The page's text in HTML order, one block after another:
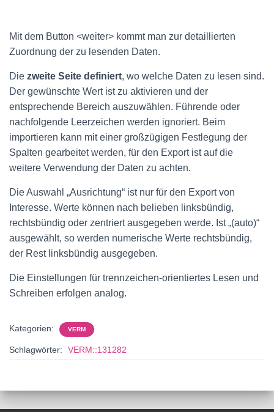
Mit dem Button <weiter> kommt man zur detaillierten
Zuordnung der zu lesenden Daten.
Die zweite Seite definiert, wo welche Daten zu lesen sind.
Der gewünschte Wert ist zu aktivieren und der
entsprechende Bereich auszuwählen. Führende oder
nachfolgende Leerzeichen werden ignoriert. Beim
importieren kann mit einer großzügigen Festlegung der
Spalten gearbeitet werden, für den Export ist auf die
weitere Verwendung der Daten zu achten.
Die Auswahl „Ausrichtung“ ist nur für den Export von
Interesse. Werte können nach belieben linksbündig,
rechtsbündig oder zentriert ausgegeben werde. Ist „(auto)“
ausgewählt, so werden numerische Werte rechtsbündig,
der Rest linksbündig ausgegeben.
Die Einstellungen für trennzeichen-orientiertes Lesen und
Schreiben erfolgen analog.
Kategorien: VERM
Schlagwörter: VERM::131282